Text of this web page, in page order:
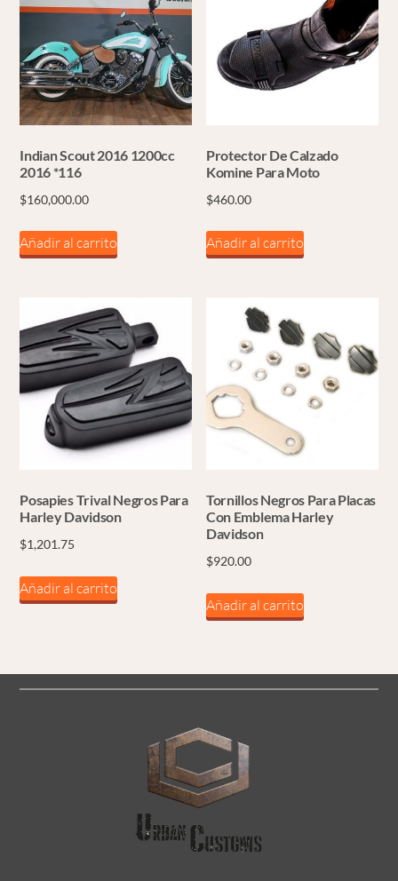
Indian Scout 2016 1200cc
2016 *116
$160,000.00
Añadir al carrito
Protector De Calzado
Komine Para Moto
$460.00
Añadir al carrito
Posapies Trival Negros Para
Harley Davidson
$1,201.75
Añadir al carrito
Tornillos Negros Para Placas
Con Emblema Harley
Davidson
$920.00
Añadir al carrito